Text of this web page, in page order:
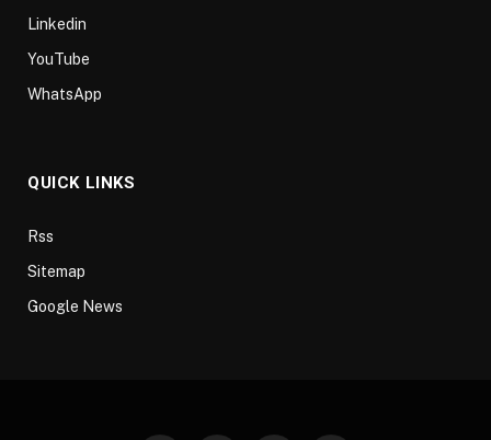
Linkedin
YouTube
WhatsApp
QUICK LINKS
Rss
Sitemap
Google News